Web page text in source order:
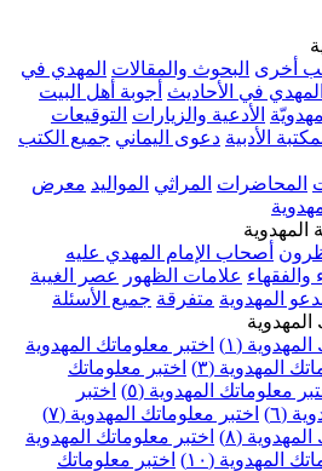
أخرى البحوث والمقالات المهدي في
المهدي في الأحاديث أجوبة أهل البيت
الأدعية والزيارات التوقيعات
الأدبية دعوى اليماني جميع الكتب
المحاضرات المراثي المواليد معرض
المهدوية
أصحاب الإمام المهدي عليه
والفقهاء علامات الظهور
عصر الغيبة
المهدوية متفرقة جميع الأسئلة
المهدوية
(١)
اختبر معلوماتك المهدوية
المهدوية (٣)
اختبر معلوماتك
معلوماتك المهدوية (٥)
اختبر
(٦)
اختبر معلوماتك المهدوية (٧)
(٨)
اختبر معلوماتك المهدوية
المهدوية (١٠)
اختبر معلوماتك